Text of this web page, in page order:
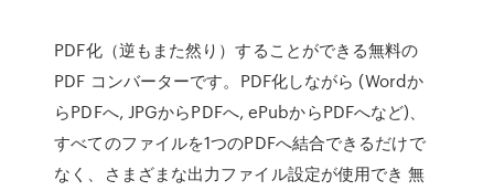
PDF化（逆もまた然り）することができる無料の
PDF コンバーターです。PDF化しながら (Wordか
らPDFへ, JPGからPDFへ, ePubからPDFへなど)、
すべてのファイルを1つのPDFへ結合できるだけで
なく、さまざまな出力ファイル設定が使用でき 無